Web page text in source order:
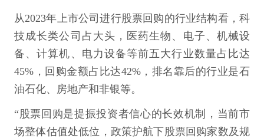
从2023年上市公司进行股票回购的行业结构看，科
技成长类公司占大头，医药生物、电子、机械设
备、计算机、电力设备等前五大行业数量占比达
45%，回购金额占比达42%，排名靠后的行业是石
油石化、房地产和非银等。
“股票回购是提振投资者信心的长效机制，当前市
场整体估值处低位，政策护航下股票回购家数及规